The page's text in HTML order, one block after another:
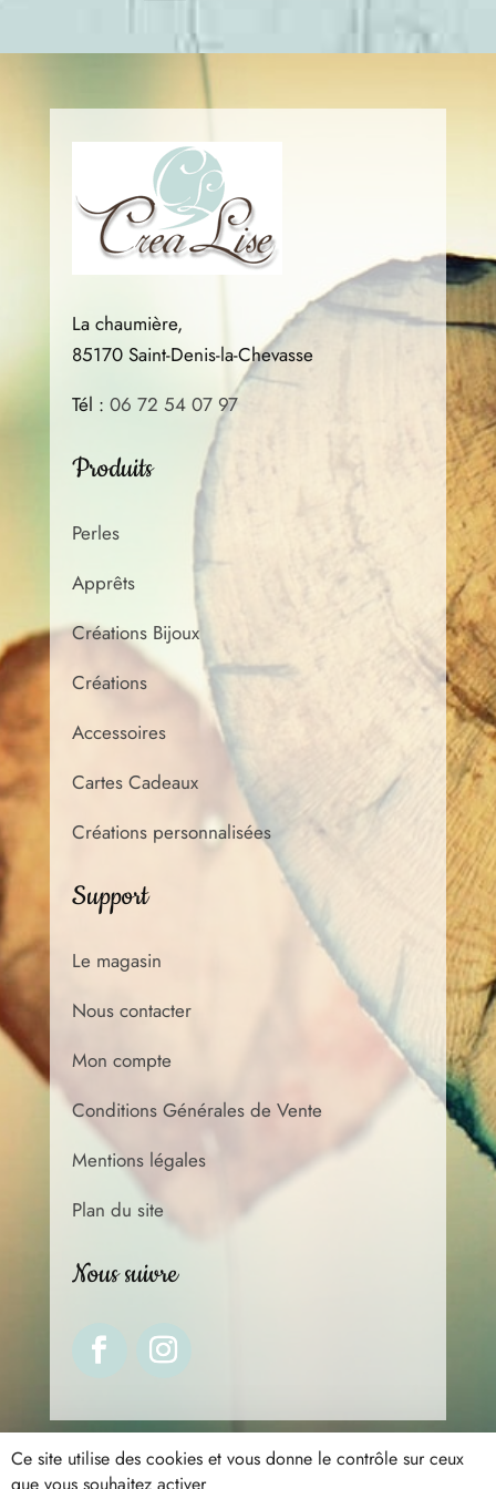
sur
page
sur
page
La chaumière,
85170 Saint-Denis-la-Chevasse
Tél : 06 72 54 07 97
Produits
Perles
Apprêts
Créations Bijoux
Créations
Accessoires
Cartes Cadeaux
Créations personnalisées
Support
Le magasin
Nous contacter
Mon compte
Conditions Générales de Vente
Mentions légales
Plan du site
Nous suivre
Ce site utilise des cookies et vous donne le contrôle sur ceux